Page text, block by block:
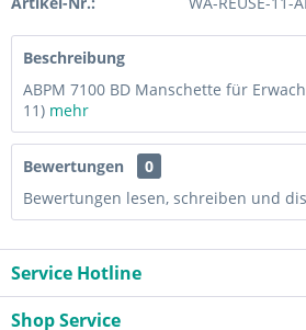
Beschreibung
ABPM 7100 BD Manschette für
11) mehr
Bewertungen
0
Bewertungen lesen, schreiben und
Service Hotline
Shop Service